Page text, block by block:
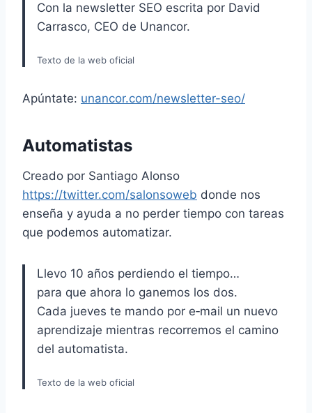
Con la newsletter SEO escrita por David
Carrasco, CEO de Unancor.
Texto de la web oficial
Apúntate: unancor.com/newsletter-seo/
Automatistas
Creado por Santiago Alonso
https://twitter.com/salonsoweb donde nos
enseña y ayuda a no perder tiempo con tareas
que podemos automatizar.
Llevo 10 años perdiendo el tiempo…
para que ahora lo ganemos los dos.
Cada jueves te mando por e‑mail un nuevo
aprendizaje mientras recorremos el camino
del automatista.
Texto de la web oficial